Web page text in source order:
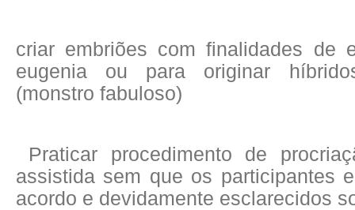
criar embriões com finalidades de
eugenia ou para originar
(monstro fabuloso)
Praticar procedimento de
assistida sem que os participantes
acordo e devidamente esclarecidos